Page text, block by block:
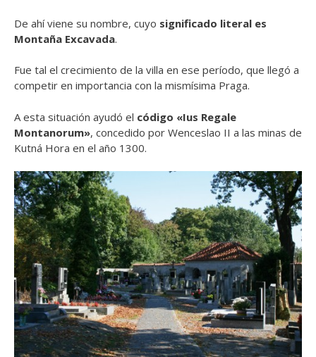
De ahí viene su nombre, cuyo significado literal es
Montaña Excavada.
Fue tal el crecimiento de la villa en ese período, que llegó a
competir en importancia con la mismísima Praga.
A esta situación ayudó el código «Ius Regale
Montanorum», concedido por Wenceslao II a las minas de
Kutná Hora en el año 1300.